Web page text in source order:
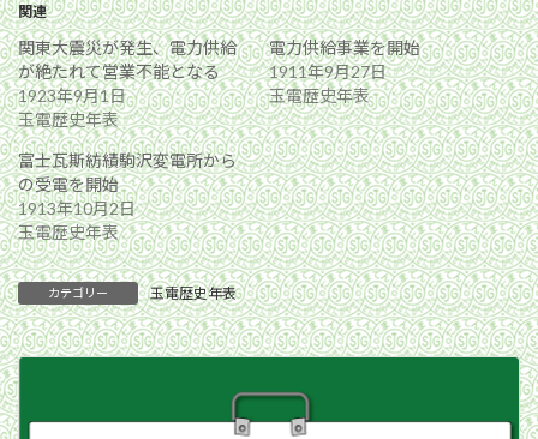
関連
関東大震災が発生、電力供給
が絶たれて営業不能となる
1923年9月1日
玉電歴史年表
電力供給事業を開始
1911年9月27日
玉電歴史年表
富士瓦斯紡績駒沢変電所から
の受電を開始
1913年10月2日
玉電歴史年表
カテゴリー 玉電歴史年表